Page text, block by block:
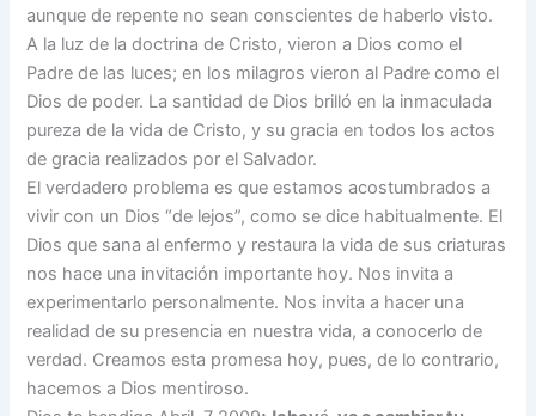
aunque de repente no sean conscientes de haberlo visto.
A la luz de la doctrina de Cristo, vieron a Dios como el
Padre de las luces; en los milagros vieron al Padre como el
Dios de poder. La santidad de Dios brilló en la inmaculada
pureza de la vida de Cristo, y su gracia en todos los actos
de gracia realizados por el Salvador.
El verdadero problema es que estamos acostumbrados a
vivir con un Dios “de lejos”, como se dice habitualmente. El
Dios que sana al enfermo y restaura la vida de sus criaturas
nos hace una invitación importante hoy. Nos invita a
experimentarlo personalmente. Nos invita a hacer una
realidad de su presencia en nuestra vida, a conocerlo de
verdad. Creamos esta promesa hoy, pues, de lo contrario,
hacemos a Dios mentiroso.